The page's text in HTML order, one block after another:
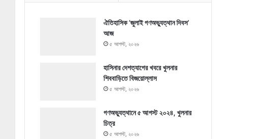
ঐতিহাসিক ‘জুলাই গণঅভ্যুত্থান দিবস’
আজ
৫ আগস্ট, ২০২৬
হাসিনার দেশত্যাগের খবরে খুলনার
শিববাড়িতে বিজয়োল্লাস
৫ আগস্ট, ২০২৬
গণঅভ্যুত্থানে ৫ আগস্ট ২০২৪, খুলনার
চিত্র
৫ আগস্ট, ২০২৬